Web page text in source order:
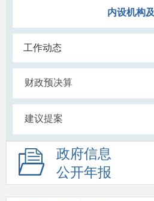
内设机构
工作动态
财政预决算
建议提案
政府信息
公开年报